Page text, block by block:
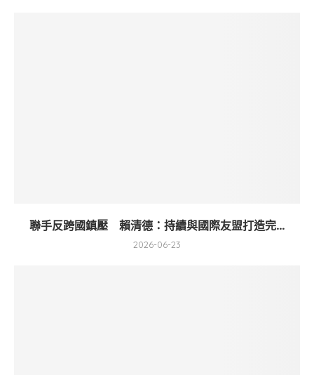
聯手反跨國鎮壓 賴清德：持續與國際友盟打造完...
2026-06-23